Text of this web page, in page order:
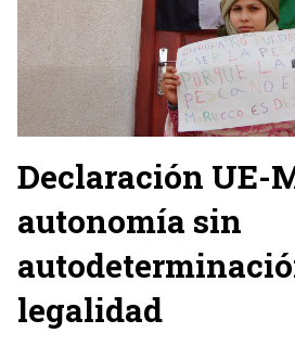
Declaración UE-
autonomía sin
legalidad